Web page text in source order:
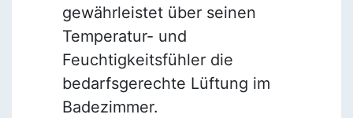
gewährleistet über seinen
Temperatur- und
Feuchtigkeitsfühler die
bedarfsgerechte Lüftung im
Badezimmer.